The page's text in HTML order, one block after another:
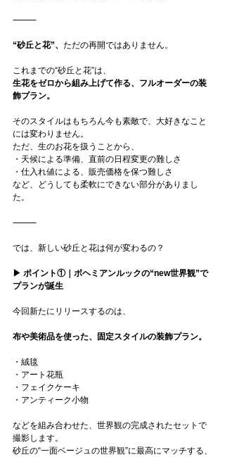
⸻
“砂丘と花”、 ただの再開ではありません。
これまでの“砂丘と花”は、
生花をゼロから組み上げて作る、フルオーダーの装
飾プラン。
そのスタイルはもちろん今も素敵で、大好きなこと
には変わりません。
ただ、生のお花を扱うことから、
・天候による準備、直前の日程変更の難しさ
・仕入れ値による、販売価格を保つ難しさ
など、どうしても柔軟にできない部分がありまし
た。
⸻
では、新しい砂丘と花は何が変わるの？
▶︎ ポイント①｜ボヘミアンルックの“new世界観”で
プランが誕生
今回新たにリリースするのは、
布や美術品を使った、固定スタイルの装飾プラン。
・絨毯
・アート花瓶
・フェイクケーキ
・アンティーク小物
などを組み合わせた、世界観の完成されたセットで
撮影します。
砂丘の“一面ベージュの世界観”に最高にマッチする、